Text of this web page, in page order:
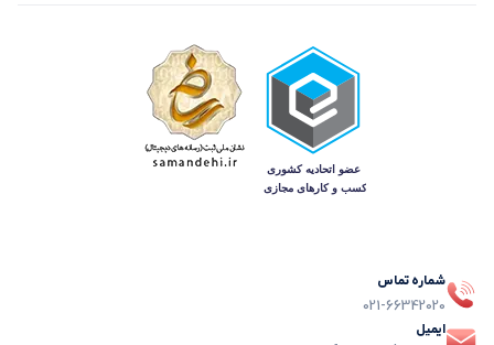
شماره تماس
021-66342020
ایمیل